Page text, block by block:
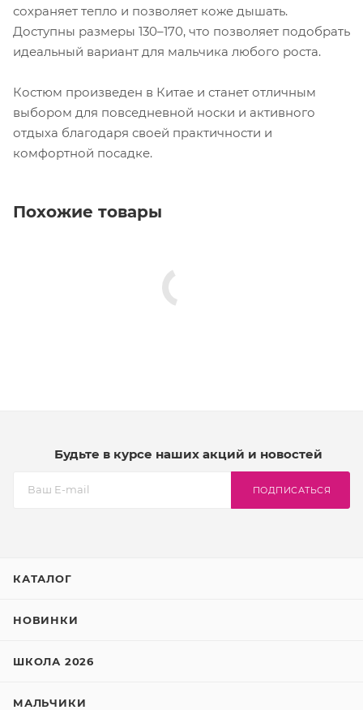
сохраняет тепло и позволяет коже дышать.
Доступны размеры 130–170, что позволяет подобрать
идеальный вариант для мальчика любого роста.
Костюм произведен в Китае и станет отличным
выбором для повседневной носки и активного
отдыха благодаря своей практичности и
комфортной посадке.
Похожие товары
Будьте в курсе наших акций и новостей
ПОДПИСАТЬСЯ
КАТАЛОГ
НОВИНКИ
ШКОЛА 2026
МАЛЬЧИКИ